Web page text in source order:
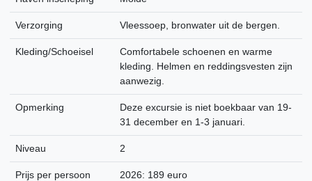
Verzorging Vleessoep, bronwater uit de bergen.
Kleding/Schoeisel
Comfortabele schoenen en warme
kleding. Helmen en reddingsvesten zijn
aanwezig.
Opmerking
Deze excursie is niet boekbaar van 19-
31 december en 1-3 januari.
Niveau 2
Prijs per persoon 2026: 189 euro